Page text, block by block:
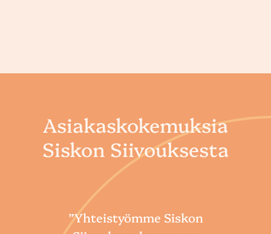
Asiakaskokemuksia
Siskon Siivouksesta
”Yhteistyömme Siskon